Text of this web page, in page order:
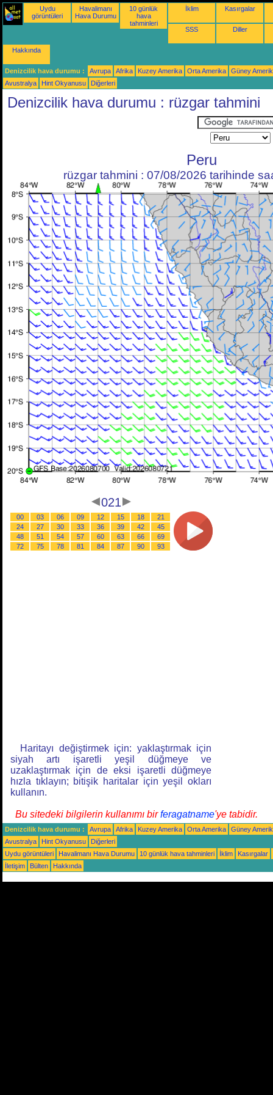
Uydu
görüntüleri
Havalimanı
Hava Durumu
10 günlük
hava
tahminleri
İklim Kasırgalar
SSS Diller
Hakkında
Denizcilik hava durumu : Avrupa Afrika Kuzey Amerika Orta Amerika
Güney
Avustralya
Hint Okyanusu Diğerleri
Denizcilik hava durumu : rüzgar tahmini
Peru
rüzgar tahmini : 07/08/2026 tarihinde
021
00 03 06 09 12 15 18
21
24
27 30 33 36 39 42
45
48
51 54 57 60 63 66
69
72
75 78 81 84 87 90 93
Haritayı değiştirmek için: yaklaştırmak için
siyah artı işaretli yeşil düğmeye ve
uzaklaştırmak için de eksi işaretli düğmeye
hızla tıklayın; bitişik haritalar için yeşil okları
kullanın.
Bu sitedeki bilgilerin kullanımı birferagatname'ye tabidir.
Denizcilik hava durumu : Avrupa Afrika Kuzey Amerika Orta Amerika
Güney
Avustralya
Hint Okyanusu
Diğerleri
Uydu görüntüleri
Havalimanı Hava Durumu 10 günlük hava tahminleri İklim
Kasırgalar
İletişim
Bülten Hakkında